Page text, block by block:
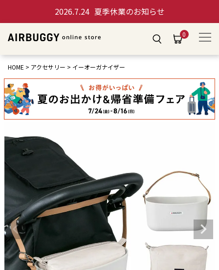
2026.7.24 夏季休業のお知らせ
0
HOME アクセサリー イーオーガナイザー